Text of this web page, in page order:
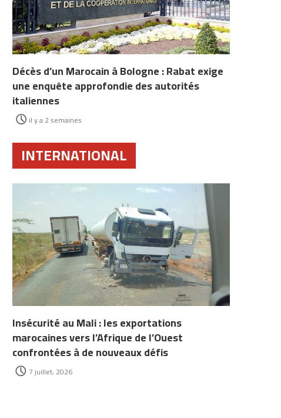
Décès d’un Marocain à Bologne : Rabat exige
une enquête approfondie des autorités
italiennes
il y a 2 semaines
INTERNATIONAL
Insécurité au Mali : les exportations
marocaines vers l’Afrique de l’Ouest
confrontées à de nouveaux défis
7 juillet، 2026